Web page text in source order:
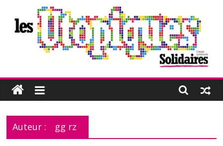
contenu
Les
Utopiques
Revue
de
Auteur : gg rz